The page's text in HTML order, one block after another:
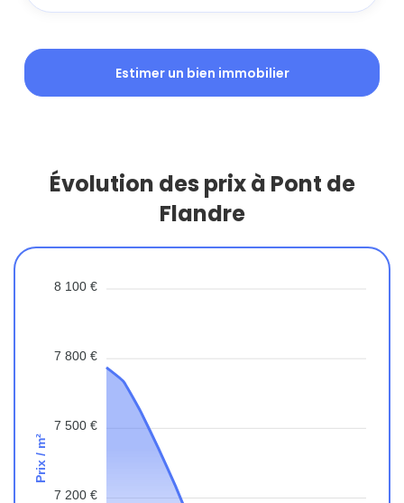
Estimer un bien immobilier
Évolution des prix à Pont de
Flandre
8 100 €
7 800 €
7 500 €
7 200 €
Prix / m²